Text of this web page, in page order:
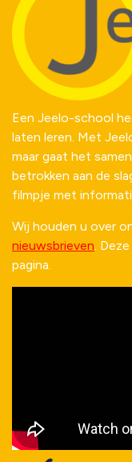
Een Jeelo-school
laten leren. Met
maar gaat het
betrokken aan de
filmpje met
Wij houden u over
nieuwsbrieven.
pagina.